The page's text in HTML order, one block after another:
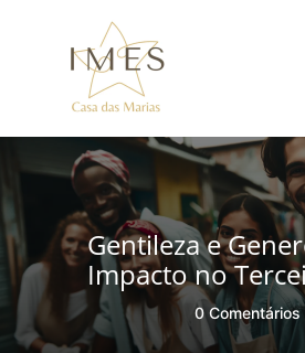
Gentileza e
Impacto no
0 Comentários